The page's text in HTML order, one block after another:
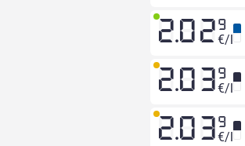
2.02 9
€/l
2.03 9
€/l
2.03 9
€/l